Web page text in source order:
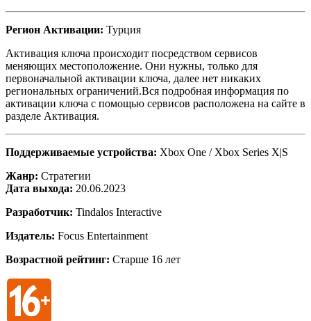
Регион Активации: Турция
Активация ключа происходит посредством сервисов
меняющих местоположение. Они нужны, только для
первоначальной активации ключа, далее нет никаких
региональных ограничений.Вся подробная информация по
активации ключа с помощью сервисов расположена на сайте в
разделе Активация.
Поддерживаемые устройства: Xbox One / Xbox Series X|S
Жанр: Стратегии
Дата выхода: 20.06.2023
Разработчик: Tindalos Interactive
Издатель: Focus Entertainment
Возрастной рейтинг: Старше 16 лет